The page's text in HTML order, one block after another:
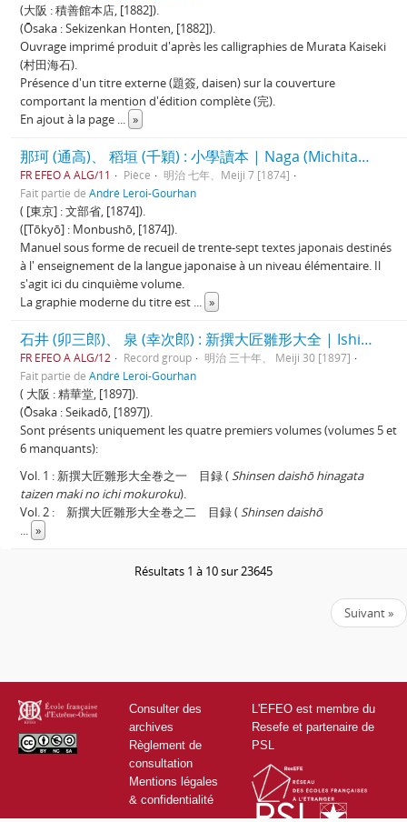
(大阪 : 積善館本店, [1882]).
(Ōsaka : Sekizenkan Honten, [1882]).
Ouvrage imprimé produit d'après les calligraphies de Murata Kaiseki
(村田海石).
Présence d'un titre externe (題簽, daisen) sur la couverture
comportant la mention d'édition complète (完).
En ajout à la page ... »
那珂 (通高)、 稻垣 (千穎) : 小學讀本 | Naga (Michitaka), Inagaki (Chikai) : Shōgaku tokuhon
FR EFEO A ALG/11 Pièce
明治 七年、Meiji 7 [1874]
Fait partie de André Leroi-Gourhan
( [東京] : 文部省, [1874]).
([Tōkyō] : Monbushō, [1874]).
Manuel sous forme de recueil de trente-sept textes japonais destinés
à l' enseignement de la langue japonaise à un niveau élémentaire. Il
s'agit ici du cinquième volume.
La graphie moderne du titre est ... »
石井 (卯三郎)、 泉 (幸次郎) : 新撰大匠雛形大全 | Ishii (Usaburō), Izumi (Kōjirō):
FR EFEO A ALG/12 Record group
明治 三十年、 Meiji 30 [1897]
Fait partie de André Leroi-Gourhan
( 大阪 : 精華堂, [1897]).
(Ōsaka : Seikadō, [1897]).
Sont présents uniquement les quatre premiers volumes (volumes 5 et
6 manquants):
Vol. 1 : 新撰大匠雛形大全巻之一 目録 (Shinsen daishō hinagata
taizen maki no ichi mokuroku).
Vol. 2 : 新撰大匠雛形大全巻之二 目録 (Shinsen daishō
... »
Résultats 1 à 10 sur 23645
Suivant »
Consulter des
archives
Règlement de
consultation
Mentions légales
& confidentialité
L'EFEO est membre du
Resefe et partenaire de
PSL